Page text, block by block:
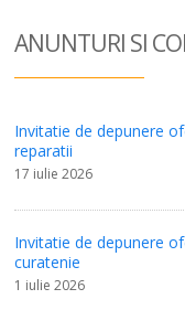
ANUNTURI SI
Invitatie de depunere
reparatii
17 iulie 2026
Invitatie de depunere
curatenie
1 iulie 2026